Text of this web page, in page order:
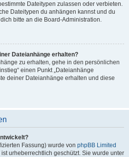
Dateitypen zulassen oder verbieten.
Dateitypen du anhängen kannst und du
bitte an die Board-Administration.
Dateianhänge erhalten?
zu erhalten, gehe in den persönlichen
einen Punkt „Dateianhänge
deiner Dateianhänge erhalten und diese
Fassung) wurde von phpBB Limited
urheberrechtlich geschützt. Sie wurde unter